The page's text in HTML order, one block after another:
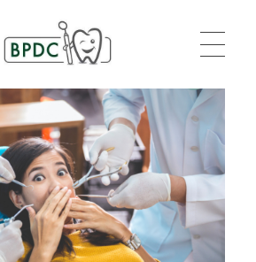
BPDC
แค่เว็บเวิร์ดเพรสเว็บหนึ่ง